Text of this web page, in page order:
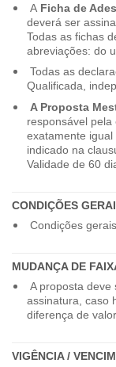
A Ficha de
deverá ser
Todas as fichas
abreviações: do
Todas as
Qualificada,
A Proposta
responsável
exatamente
indicado na
Validade de 60
CONDIÇÕES
Condições
MUDANÇA DE
A proposta deve
assinatura, caso
diferença de
VIGÊNCIA /